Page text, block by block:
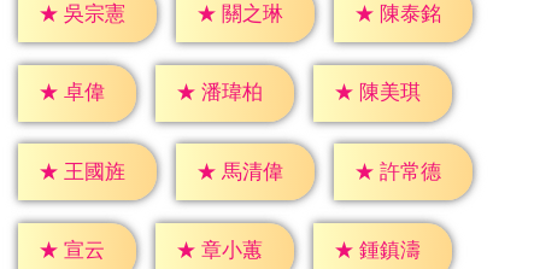
★ 吳宗憲 ★ 關之琳 ★ 陳泰銘
★ 卓偉 ★ 潘瑋柏 ★ 陳美琪
★ 王國旌 ★ 馬清偉 ★ 許常德
★ 宣云 ★ 章小蕙 ★ 鍾鎮濤